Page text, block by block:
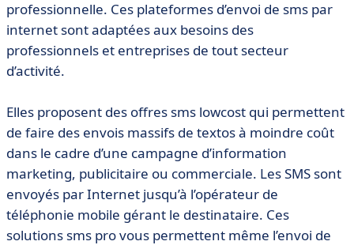
professionnelle. Ces plateformes d’envoi de sms par
internet sont adaptées aux besoins des
professionnels et entreprises de tout secteur
d’activité.
Elles proposent des offres sms lowcost qui permettent
de faire des envois massifs de textos à moindre coût
dans le cadre d’une campagne d’information
marketing, publicitaire ou commerciale. Les SMS sont
envoyés par Internet jusqu’à l’opérateur de
téléphonie mobile gérant le destinataire. Ces
solutions sms pro vous permettent même l’envoi de